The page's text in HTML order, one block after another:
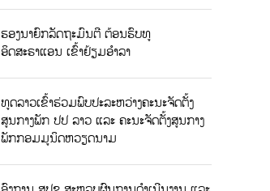
ຮອງນາຍົກລັດຖະມົນຕີ ຕ້ອນຮົບທູ
ອິດສະຣາແອນ ເຂົ້າຢ້ຽມອຳລາ
ທູດລາວເຂົ້າຮ່ວມພົບປະລະຫວ່າງຄະນະຈັດຕັ້ງ
ສູນກາງພັກ ປປ ລາວ ແລະ ຄະນະຈັດຕັ້ງສູນກາງ
ພັກກອມມູນິດຫວຽດນາມ